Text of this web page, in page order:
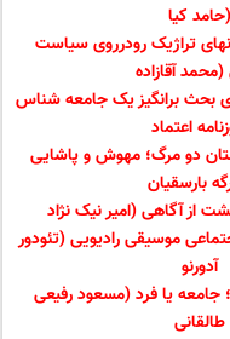
(حامد کیا
تراژیک رودرروی سیاست
(محمد آقازاده
بحث برانگیز یک جامعه شناس
اعتماد
دو مرگ؛ مهوش و پاشایی
بارسقیان
از آگاهی (امیر نیک نژاد
موسیقی رادیویی (تئودور
آدورنو
جامعه یا فرد (مسعود رفیعی
طالقانی